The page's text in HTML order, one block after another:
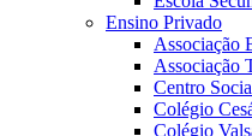
Ensino Privado
Associação
Associação
Centro
Colégio
Colégio